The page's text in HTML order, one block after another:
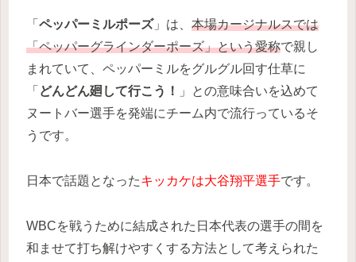
「 ペッパーミルポーズ」は、 本場カージナルスでは
「ペッパーグラインダーポーズ」という愛称で親し
まれていて、ペッパーミルをグルグル回す仕草に
「 どんどん廻して行こう！
」との意味合いを込めて
ヌートバー選手を発端にチーム内で流行っているそ
うです。
日本で話題となったキッカケは大谷翔平選手です。
WBCを戦うために結成された日本代表の選手の間を
和ませて打ち解けやすくする方法として考えられた